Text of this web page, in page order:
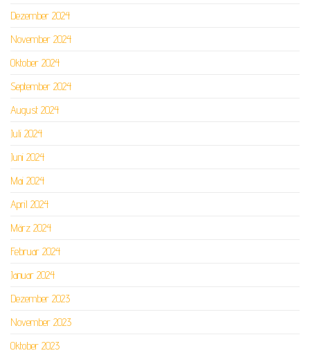
Dezember 2024
November 2024
Oktober 2024
September 2024
August 2024
Juli 2024
Juni 2024
Mai 2024
April 2024
März 2024
Februar 2024
Januar 2024
Dezember 2023
November 2023
Oktober 2023